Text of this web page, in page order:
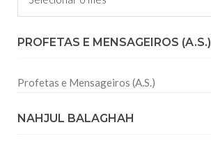
PROFETAS E MENSAGEIROS (A.S.)
Profetas e Mensageiros (A.S.)
NAHJUL BALAGHAH